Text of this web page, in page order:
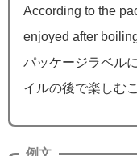
According to the
enjoyed after
パッケージラベル
イルの後で楽しむ
例文